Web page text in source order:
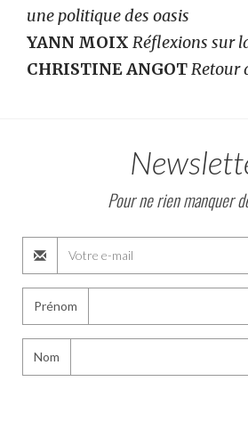
une politique des oasis
YANN MOIX Réflexions sur
CHRISTINE ANGOT Retour
Pour ne rien manquer
Prénom
Nom